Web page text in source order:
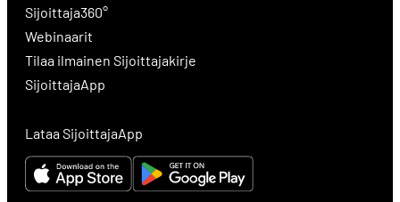
Sijoittaja360°
Webinaarit
Tilaa ilmainen Sijoittajakirje
SijoittajaApp
Lataa SijoittajaApp